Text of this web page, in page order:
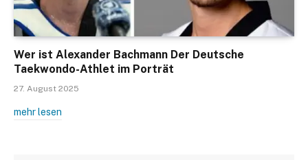
Wer ist Alexander Bachmann Der Deutsche
Taekwondo-Athlet im Porträt
27. August 2025
mehr lesen